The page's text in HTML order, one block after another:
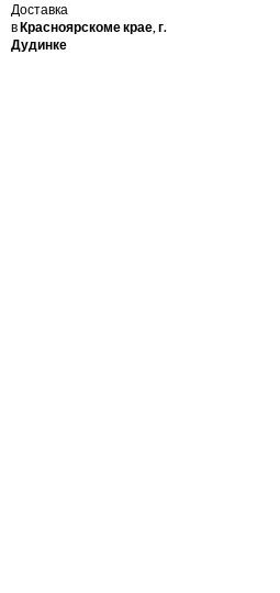
Доставка
вКрасноярскоме крае, г.
Дудинке